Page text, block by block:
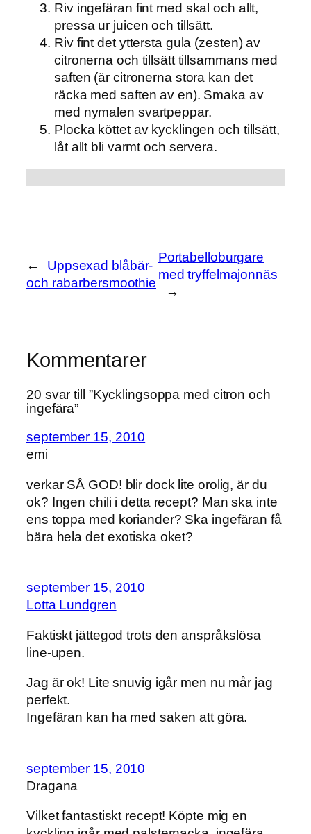
Riv ingefäran fint med skal och allt,
pressa ur juicen och tillsätt.
Riv fint det yttersta gula (zesten) av
citronerna och tillsätt tillsammans med
saften (är citronerna stora kan det
räcka med saften av en). Smaka av
med nymalen svartpeppar.
Plocka köttet av kycklingen och tillsätt,
låt allt bli varmt och servera.
←
Uppsexad blåbär-
och rabarbersmoothie
Portabelloburgare
med tryffelmajonnäs
→
Kommentarer
20 svar till ”Kycklingsoppa med citron och
ingefära”
september 15, 2010
emi
verkar SÅ GOD! blir dock lite orolig, är du
ok? Ingen chili i detta recept? Man ska inte
ens toppa med koriander? Ska ingefäran få
bära hela det exotiska oket?
september 15, 2010
Lotta Lundgren
Faktiskt jättegod trots den anspråkslösa
line-upen.
Jag är ok! Lite snuvig igår men nu mår jag
perfekt.
Ingefäran kan ha med saken att göra.
september 15, 2010
Dragana
Vilket fantastiskt recept! Köpte mig en